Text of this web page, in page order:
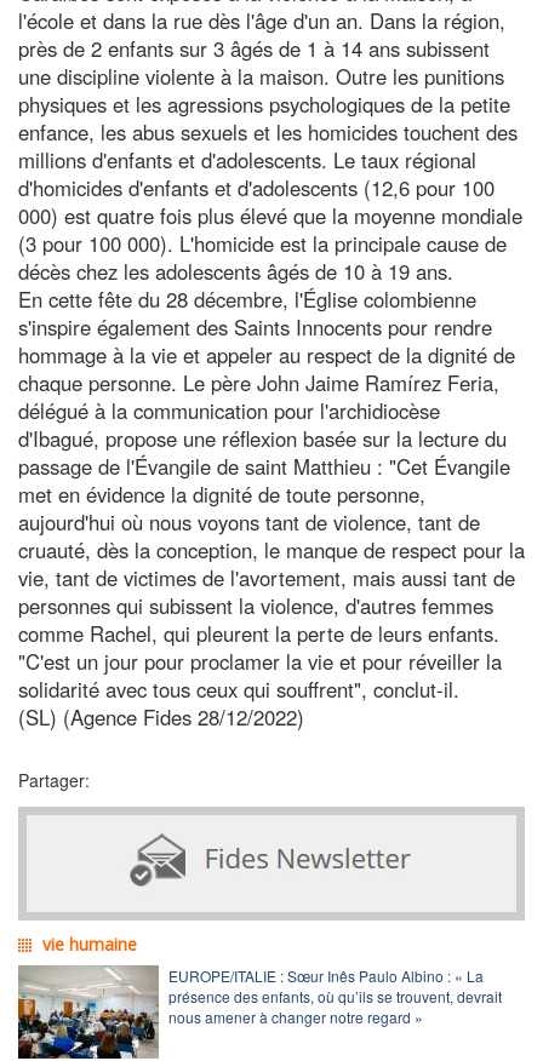
l'école et dans la rue dès l'âge d'un an. Dans la région,
près de 2 enfants sur 3 âgés de 1 à 14 ans subissent
une discipline violente à la maison. Outre les punitions
physiques et les agressions psychologiques de la petite
enfance, les abus sexuels et les homicides touchent des
millions d'enfants et d'adolescents. Le taux régional
d'homicides d'enfants et d'adolescents (12,6 pour 100
000) est quatre fois plus élevé que la moyenne mondiale
(3 pour 100 000). L'homicide est la principale cause de
décès chez les adolescents âgés de 10 à 19 ans.
En cette fête du 28 décembre, l'Église colombienne
s'inspire également des Saints Innocents pour rendre
hommage à la vie et appeler au respect de la dignité de
chaque personne. Le père John Jaime Ramírez Feria,
délégué à la communication pour l'archidiocèse
d'Ibagué, propose une réflexion basée sur la lecture du
passage de l'Évangile de saint Matthieu : "Cet Évangile
met en évidence la dignité de toute personne,
aujourd'hui où nous voyons tant de violence, tant de
cruauté, dès la conception, le manque de respect pour la
vie, tant de victimes de l'avortement, mais aussi tant de
personnes qui subissent la violence, d'autres femmes
comme Rachel, qui pleurent la perte de leurs enfants.
"C'est un jour pour proclamer la vie et pour réveiller la
solidarité avec tous ceux qui souffrent", conclut-il.
(SL) (Agence Fides 28/12/2022)
Partager:
vie humaine
EUROPE/ITALIE : Sœur Inês Paulo Albino : « La
présence des enfants, où qu’ils se trouvent, devrait
nous amener à changer notre regard »